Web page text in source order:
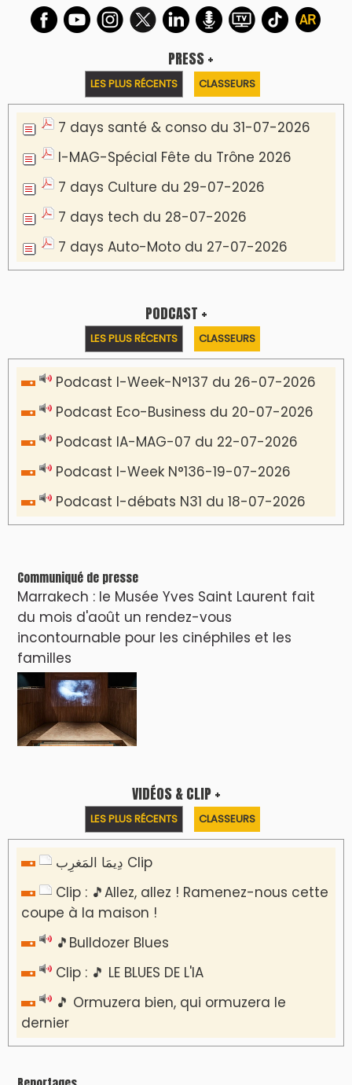
PRESS +
LES PLUS RÉCENTS CLASSEURS
7 days santé & conso du 31-07-2026
I-MAG-Spécial Fête du Trône 2026
7 days Culture du 29-07-2026
7 days tech du 28-07-2026
7 days Auto-Moto du 27-07-2026
PODCAST +
LES PLUS RÉCENTS CLASSEURS
Podcast I-Week-N°137 du 26-07-2026
Podcast Eco-Business du 20-07-2026
Podcast IA-MAG-07 du 22-07-2026
Podcast I-Week N°136-19-07-2026
Podcast I-débats N31 du 18-07-2026
Communiqué de presse
Marrakech : le Musée Yves Saint Laurent fait
du mois d'août un rendez-vous
incontournable pour les cinéphiles et les
familles
VIDÉOS & CLIP +
LES PLUS RÉCENTS CLASSEURS
دِيمَا المَغرِب Clip
Clip : 🎵Allez, allez ! Ramenez-nous cette
coupe à la maison !
🎵Bulldozer Blues
Clip : 🎵 LE BLUES DE L'IA
🎵 Ormuzera bien, qui ormuzera le
dernier